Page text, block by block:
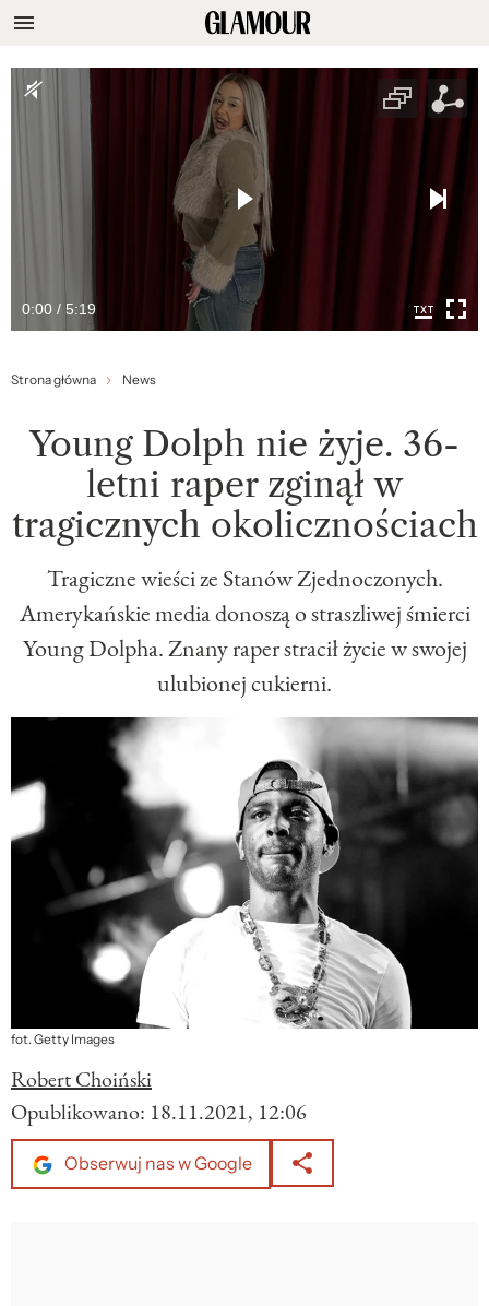
0:00 / 5:19
Strona główna News
Young Dolph nie żyje. 36-
letni raper zginął w
tragicznych okolicznościach
Tragiczne wieści ze Stanów Zjednoczonych.
Amerykańskie media donoszą o straszliwej śmierci
Young Dolpha. Znany raper stracił życie w swojej
ulubionej cukierni.
fot. Getty Images
Robert Choiński
Opublikowano: 18.11.2021, 12:06
Obserwuj nas w Google